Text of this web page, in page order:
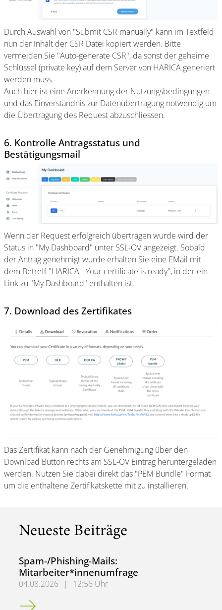
Durch Auswahl von "Submit CSR manually" kann im Textfeld
nun der Inhalt der CSR Datei kopiert werden. Bitte
vermeiden Sie "Auto-generate CSR", da sonst der geheime
Schlüssel (private key) auf dem Server von HARICA generiert
werden muss.
Auch hier ist eine Anerkennung der Nutzungsbedingungen
und das Einverständnis zur Datenübertragung notwendig um
die Übertragung des Request abzuschliessen.
6. Kontrolle Antragsstatus und
Bestätigungsmail
Wenn der Request erfolgreich übertragen wurde wird der
Status in "My Dashboard" unter SSL-OV angezeigt. Sobald
der Antrag genehmigt wurde erhalten Sie eine EMail mit
dem Betreff "HARICA - Your certificate is ready", in der ein
Link zu "My Dashboard" enthalten ist.
7. Download des Zertifikates
Das Zertifikat kann nach der Genehmigung über den
Download Button rechts am SSL-OV Eintrag heruntergeladen
werden. Nutzen Sie dabei direkt das "PEM Bundle" Format
um die enthaltene Zertifikatskette mit zu installieren.
Neueste Beiträge
Spam-/Phishing-Mails:
Mitarbeiter*innenumfrage
04.08.2026 |
12:56 Uhr
Spam-/Phishing-Mails: Mitarbeiter*innenumfrage